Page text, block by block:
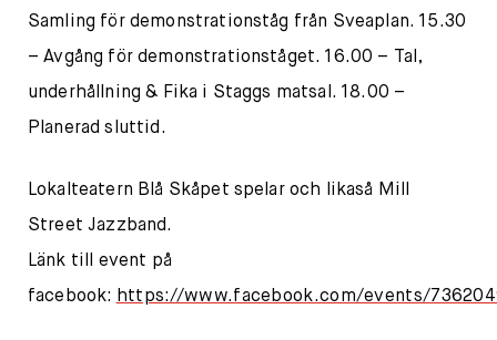
Samling för demonstrationståg från Sveaplan. 15.30
– Avgång för demonstrationståget. 16.00 – Tal,
underhållning & Fika i Staggs matsal. 18.00 –
Planerad sluttid.
Lokalteatern Blå Skåpet spelar och likaså Mill
Street Jazzband.
Länk till event på
facebook: https://www.facebook.com/events/